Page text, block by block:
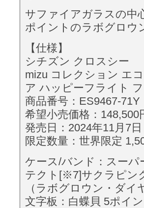
サファイアガラスの中
ポイントのラボグロウ
【仕様】
シチズン クロスシー
mizu コレクション エ
ア ハッピーフライト
商品番号：ES9467-71Y
希望小売価格：148,500
発売日：2024年11月7日
限定数量：世界限定
ケース/バンド：スー
テクト[※7]サクラピン
（ラボグロウン・ダイ
文字板：白蝶貝 5ポイ